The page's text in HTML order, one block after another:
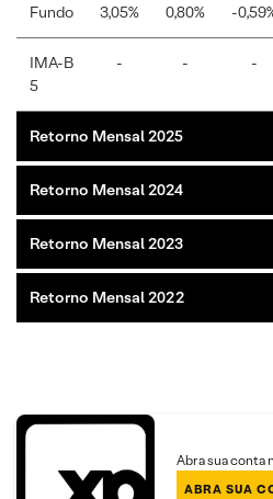
Fundo 3,05% 0,80% -
IMA-B
5
- - -
Retorno Mensal 2025
Retorno Mensal 2024
Retorno Mensal 2023
Retorno Mensal 2022
Abra sua conta
ABRA SUA